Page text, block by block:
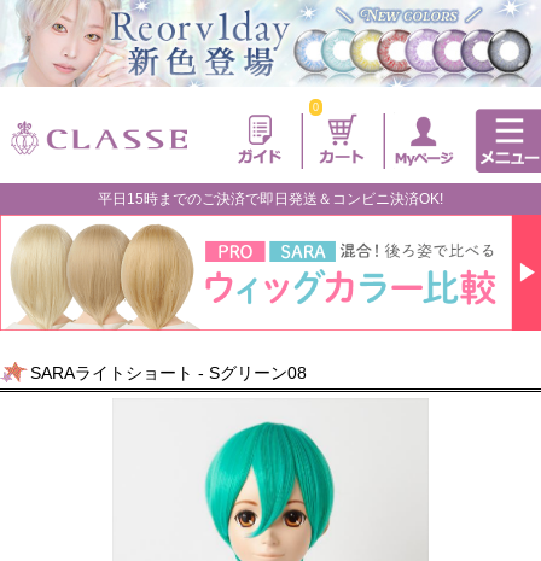
0
平日15時までのご決済で即日発送＆コンビニ決済OK!
SARAライトショート - Sグリーン08